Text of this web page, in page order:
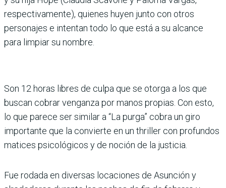
respectivamente), quienes huyen junto con otros
personajes e intentan todo lo que está a su alcance
para limpiar su nombre.
Son 12 horas libres de culpa que se otorga a los que
buscan cobrar venganza por manos propias. Con esto,
lo que parece ser similar a “La purga” cobra un giro
importante que la convierte en un thriller con profundos
matices psicológicos y de noción de la justicia.
Fue rodada en diversas locaciones de Asunción y